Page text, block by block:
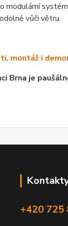
modulární
vůči větru.
montáž i
Brna je
+420 725